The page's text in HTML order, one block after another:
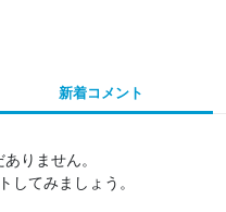
新着コメント
りません。
してみましょう。